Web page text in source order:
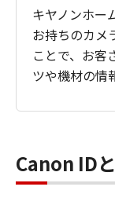
キヤノンホー
お持ちのカメ
ことで、お客
ツや機材の情
Canon ID